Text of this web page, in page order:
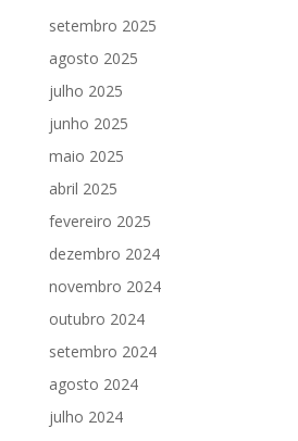
setembro 2025
agosto 2025
julho 2025
junho 2025
maio 2025
abril 2025
fevereiro 2025
dezembro 2024
novembro 2024
outubro 2024
setembro 2024
agosto 2024
julho 2024